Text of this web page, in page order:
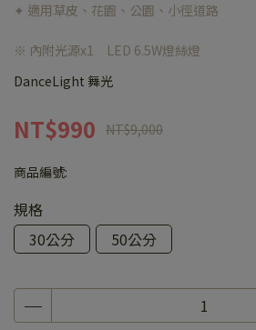
✦ 適用草皮、花園、公園、小徑道路
※ 內附光源x1 LED 6.5W燈絲燈
DanceLight 舞光
NT$990 NT$9,000
商品編號:
規格
30公分
50公分